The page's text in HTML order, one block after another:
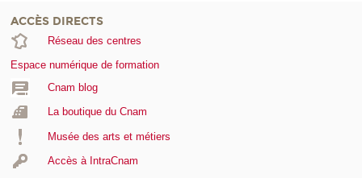
ACCÈS DIRECTS
Réseau des centres
Espace numérique de formation
Cnam blog
La boutique du Cnam
Musée des arts et métiers
Accès à IntraCnam